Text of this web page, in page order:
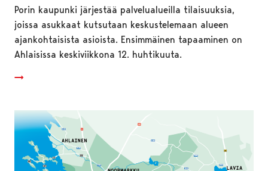
Porin kaupunki järjestää palvelualueilla tilaisuuksia,
joissa asukkaat kutsutaan keskustelemaan alueen
ajankohtaisista asioista. Ensimmäinen tapaaminen on
Ahlaisissa keskiviikkona 12. huhtikuuta.